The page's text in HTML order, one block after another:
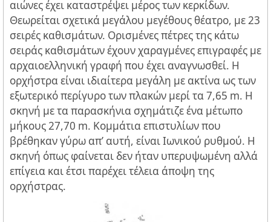
αιώνες έχει καταστρέψει μέρος των κερκίδων.
Θεωρείται σχετικά μεγάλου μεγέθους θέατρο, με 23
σειρές καθισμάτων. Ορισμένες πέτρες της κάτω
σειράς καθισμάτων έχουν χαραγμένες επιγραφές με
αρχαιοελληνική γραφή που έχει αναγνωσθεί. H
ορχήστρα είναι ιδιαίτερα μεγάλη με ακτίνα ως των
εξωτερικό περίγυρο των πλακών μερί τα 7,65 m. Η
σκηνή με τα παρασκήνια σχημάτιζε ένα μέτωπο
μήκους 27,70 m. Κομμάτια επιστυλίων που
βρέθηκαν γύρω απ’ αυτή, είναι Ιωνικού ρυθμού. H
σκηνή όπως φαίνεται δεν ήταν υπερυψωμένη αλλά
επίγεια και έτσι παρέχει τέλεια άποψη της
ορχήστρας.